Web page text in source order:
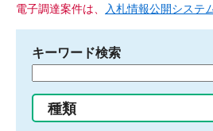
電子調達案件は、 入札情報公開システ
キーワード検索
る
種類